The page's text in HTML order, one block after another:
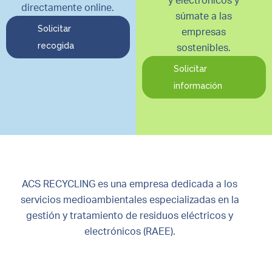
directamente online.
Solicitar
recogida
súmate a las
empresas
sostenibles.
Solicitar
información
ACS RECYCLING es una empresa dedicada a los
servicios medioambientales especializadas en la
gestión y tratamiento de residuos eléctricos y
electrónicos (RAEE).